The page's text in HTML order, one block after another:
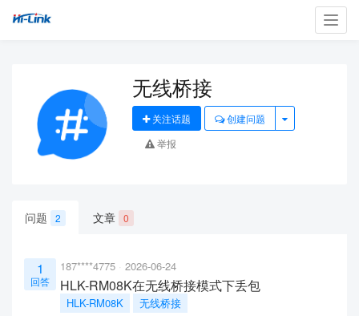
无线桥接
关注话题
创建问题
举报
问题 2 文章 0
1
回答
187****4775 2026-06-24
HLK-RM08K在无线桥接模式下丢包
HLK-RM08K 无线桥接